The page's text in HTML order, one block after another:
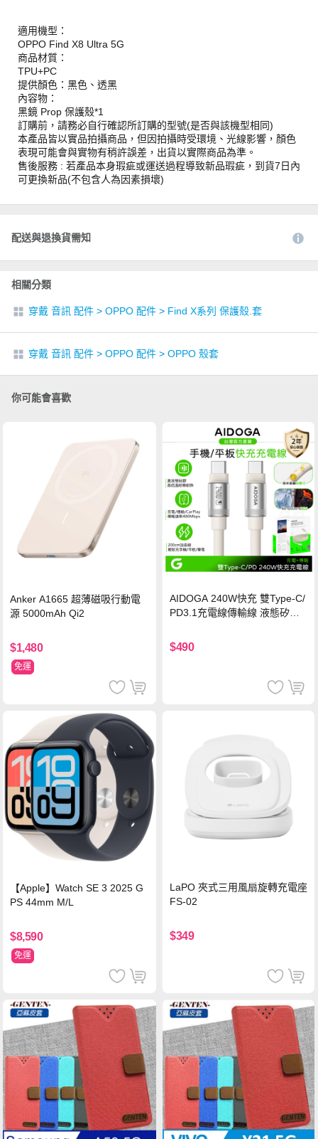
適用機型：
OPPO Find X8 Ultra 5G
商品材質：
TPU+PC
提供顏色：黑色、透黑
內容物：
黑鏡 Prop 保護殼*1
訂購前，請務必自行確認所訂購的型號(是否與該機型相同)
本產品皆以實品拍攝商品，但因拍攝時受環境、光線影響，顏色
表現可能會與實物有稍許誤差，出貨以實際商品為準。
售後服務 : 若產品本身瑕疵或運送過程導致新品瑕疵，到貨7日內
可更換新品(不包含人為因素損壞)
配送與退換貨需知
相關分類
穿戴 音訊 配件 > OPPO 配件 > Find X系列 保護殼.套
穿戴 音訊 配件 > OPPO 配件 > OPPO 殼套
你可能會喜歡
Anker A1665 超薄磁吸行動電
源 5000mAh Qi2
$1,480
免運
AIDOGA 240W快充 雙Type-C/
PD3.1充電線傳輸線 液態矽膠
機/平板/筆電
$490
【Apple】Watch SE 3 2025 G
PS 44mm M/L
$8,590
免運
LaPO 夾式三用風扇旋轉充電座
FS-02
$349